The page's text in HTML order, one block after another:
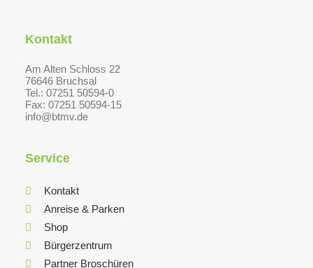
Kontakt
Am Alten Schloss 22
76646 Bruchsal
Tel.: 07251 50594-0
Fax: 07251 50594-15
info@btmv.de
Service
Kontakt
Anreise & Parken
Shop
Bürgerzentrum
Partner Broschüren